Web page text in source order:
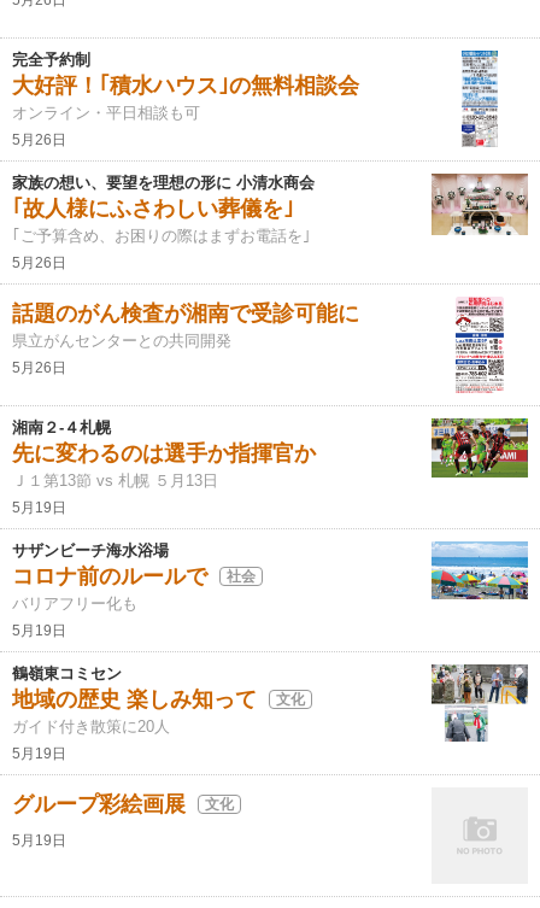
完全予約制
大好評！｢積水ハウス｣の無料相談会
オンライン・平日相談も可
5月26日
家族の想い、要望を理想の形に 小清水商会
｢故人様にふさわしい葬儀を｣
｢ご予算含め、お困りの際はまずお電話を｣
5月26日
話題のがん検査が湘南で受診可能に
県立がんセンターとの共同開発
5月26日
湘南２-４札幌
先に変わるのは選手か指揮官か
Ｊ１第13節 vs 札幌 ５月13日
5月19日
サザンビーチ海水浴場
コロナ前のルールで 社会
バリアフリー化も
5月19日
鶴嶺東コミセン
地域の歴史 楽しみ知って 文化
ガイド付き散策に20人
5月19日
グループ彩絵画展 文化
5月19日